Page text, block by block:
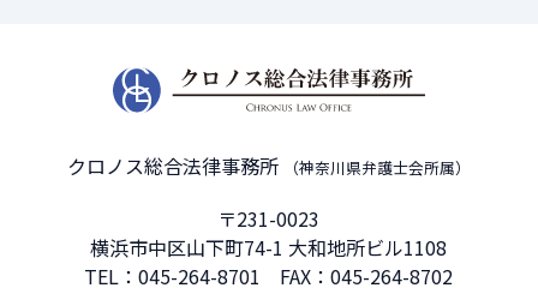
クロノス総合法律事務所 （神奈川県弁護士会所属）
〒231-0023
横浜市中区山下町74-1 大和地所ビル1108
TEL：045-264-8701 FAX：045-264-8702